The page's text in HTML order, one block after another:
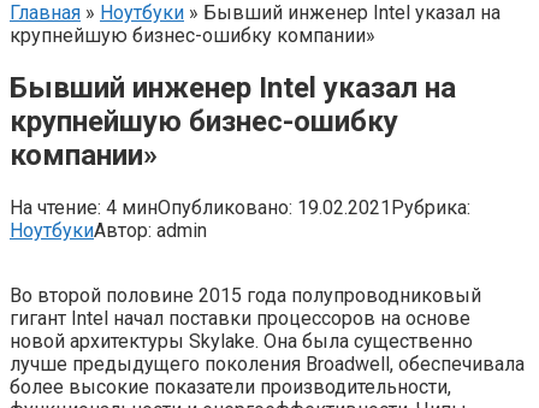
Главная » Ноутбуки » Бывший инженер Intel указал на
крупнейшую бизнес-ошибку компании»
Бывший инженер Intel указал на
крупнейшую бизнес-ошибку
компании»
На чтение: 4 минОпубликовано: 19.02.2021Рубрика:
НоутбукиАвтор: admin
Во второй половине 2015 года полупроводниковый
гигант Intel начал поставки процессоров на основе
новой архитектуры Skylake. Она была существенно
лучше предыдущего поколения Broadwell, обеспечивала
более высокие показатели производительности,